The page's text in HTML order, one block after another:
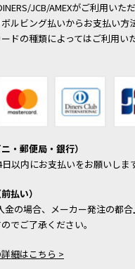
JCB/AMEXがご利用いただ
ルビング払いからお支払い方
ドの種類によってはご利用い
・郵便局・銀行）
以内にお支払いをお願いします
払い）
金の場合、メーカー発注の都
でご了承ください。
細はこちら >